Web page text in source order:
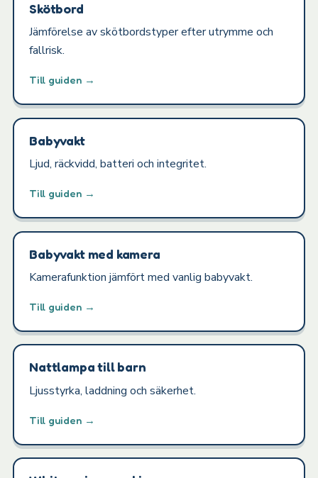
Skötbord
Jämförelse av skötbordstyper efter utrymme och
fallrisk.
Till guiden →
Babyvakt
Ljud, räckvidd, batteri och integritet.
Till guiden →
Babyvakt med kamera
Kamerafunktion jämfört med vanlig babyvakt.
Till guiden →
Nattlampa till barn
Ljusstyrka, laddning och säkerhet.
Till guiden →